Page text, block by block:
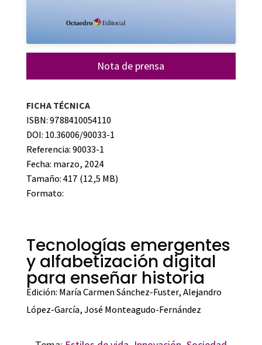
Nota de prensa
FICHA TÉCNICA
ISBN: 9788410054110
DOI: 10.36006/90033-1
Referencia: 90033-1
Fecha: marzo, 2024
Tamaño: 417 (12,5 MB)
Formato:
Tecnologías emergentes
y alfabetización digital
para enseñar historia
Edición: María Carmen Sánchez-Fuster,Alejandro
López-García,José Monteagudo-Fernández